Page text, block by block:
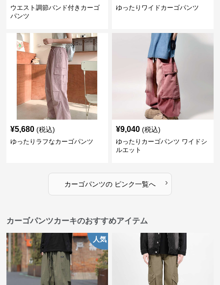
ウエスト調節バンド付きカーゴ
パンツ
ゆったりワイドカーゴパンツ
¥5,680 (税込)
ゆったりラフなカーゴパンツ
¥9,040 (税込)
ゆったりカーゴパンツ ワイドシ
ルエット
カーゴパンツのピンク一覧へ ›
カーゴパンツカーキのおすすめアイテム
人気